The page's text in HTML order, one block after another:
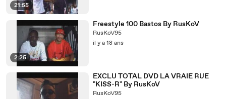
21:55
2:25
Freestyle 100 Bastos By RusKoV
RusKoV95
il y a 18 ans
EXCLU TOTAL DVD LA VRAIE RUE
"KISS-R" By RusKoV
RusKoV95